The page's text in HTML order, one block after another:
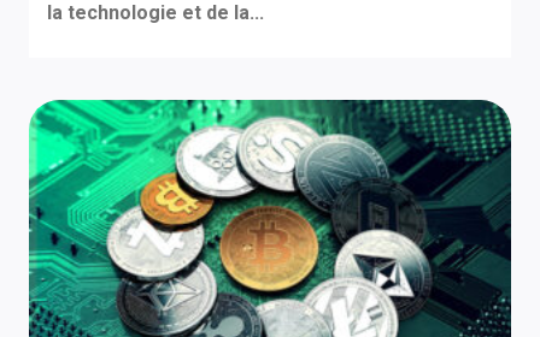
la technologie et de la...